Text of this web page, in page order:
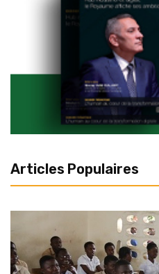
Articles Populaires